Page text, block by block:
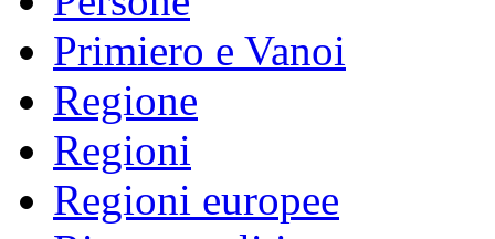
Primiero e Vanoi
Regione
Regioni
Regioni europee